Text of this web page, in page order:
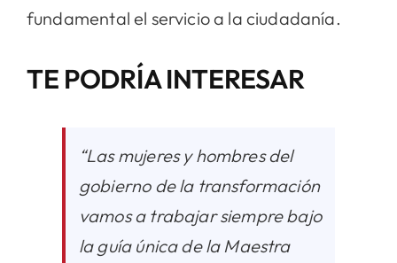
fundamental el servicio a la ciudadanía.
TE PODRÍA INTERESAR
“Las mujeres y hombres del
gobierno de la transformación
vamos a trabajar siempre bajo
la guía única de la Maestra